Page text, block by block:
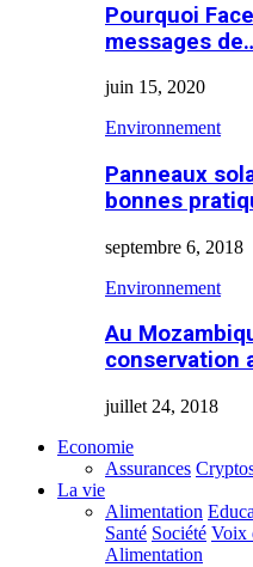
Pourquoi
messages
juin 15, 2020
Environnement
Panneaux
bonnes
septembre 6, 2018
Environnement
Au
conservation
juillet 24, 2018
Economie
Assurances
La vie
Alimentation
Santé Société Voix
Alimentation